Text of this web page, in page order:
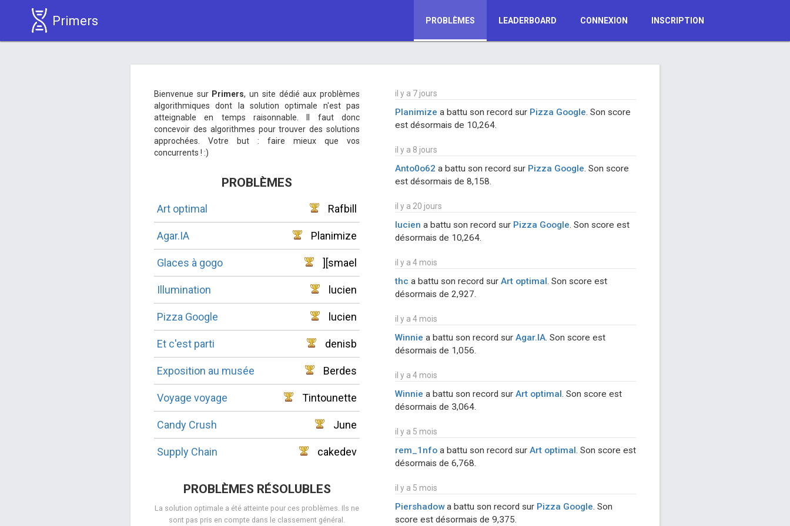
Primers PROBLÈMES LEADERBOARD CONNEXION INSCRIPTION
Bienvenue sur Primers, un site dédié aux problèmes
algorithmiques dont la solution optimale n'est pas
atteignable en temps raisonnable. Il faut donc
concevoir des algorithmes pour trouver des solutions
approchées. Votre but : faire mieux que vos
concurrents ! :)
PROBLÈMES
Art optimal Rafbill
Agar.IA Planimize
Glaces à gogo ][smael
Illumination lucien
Pizza Google lucien
Et c'est parti denisb
Exposition au musée Berdes
Voyage voyage Tintounette
Candy Crush June
Supply Chain cakedev
PROBLÈMES RÉSOLUBLES
La solution optimale a été atteinte pour ces problèmes. Ils ne
sont pas pris en compte dans le classement général.
il y a 7 jours
Planimize a battu son record sur Pizza Google. Son score
est désormais de 10,264.
il y a 8 jours
Anto0o62 a battu son record sur Pizza Google. Son score
est désormais de 8,158.
il y a 20 jours
lucien a battu son record sur Pizza Google. Son score est
désormais de 10,264.
il y a 4 mois
thc a battu son record sur Art optimal. Son score est
désormais de 2,927.
il y a 4 mois
Winnie a battu son record sur Agar.IA. Son score est
désormais de 1,056.
il y a 4 mois
Winnie a battu son record sur Art optimal. Son score est
désormais de 3,064.
il y a 5 mois
rem_1nfo a battu son record sur Art optimal. Son score est
désormais de 6,768.
il y a 5 mois
Piershadowa battu son record sur Pizza Google. Son
score est désormais de 9,375.